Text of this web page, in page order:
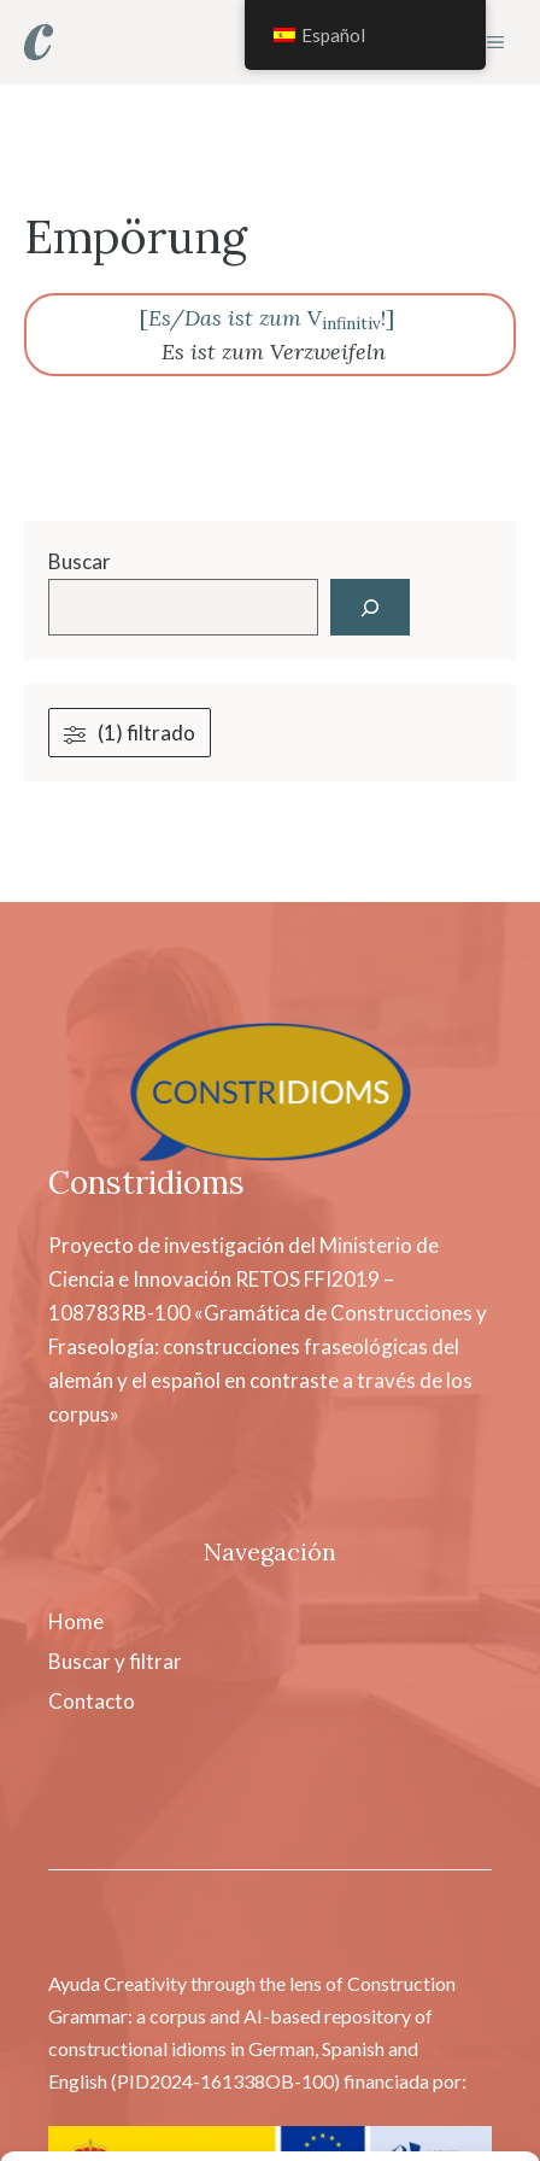
Empörung
[Es/Das ist zum Vinfinitiv!]
Es ist zum Verzweifeln
Buscar
(1) filtrado
Constridioms
Proyecto de investigación del Ministerio de
Ciencia e Innovación RETOS FFI2019 –
108783RB-100 «Gramática de Construcciones y
Fraseología: construcciones fraseológicas del
alemán y el español en contraste a través de los
corpus»
Navegación
Home
Buscar y filtrar
Contacto
Ayuda Creativity through the lens of Construction
Grammar: a corpus and AI-based repository of
constructional idioms in German, Spanish and
English (PID2024-161338OB-100) financiada por:
Español